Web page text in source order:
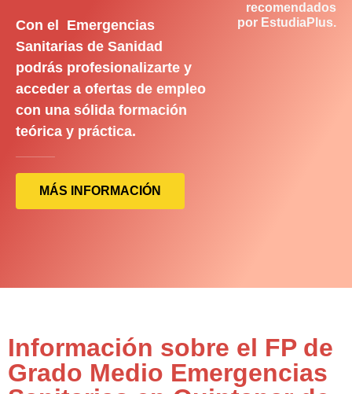
Con el Emergencias
Sanitarias de Sanidad
podrás profesionalizarte y
acceder a ofertas de empleo
con una sólida formación
teórica y práctica.
MÁS INFORMACIÓN
recomendados
por EstudiaPlus.
Información sobre el FP de
Grado Medio Emergencias